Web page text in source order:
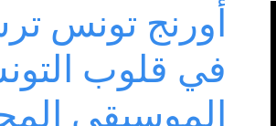
أورنج تونس
في قلوب